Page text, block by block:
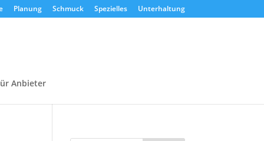
Planung Schmuck Spezielles Unterhaltung
Anbieter